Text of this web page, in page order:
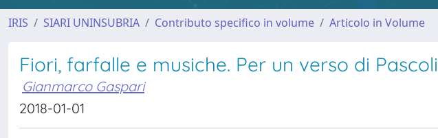
IRIS SIARI UNINSUBRIA Contributo specifico in volume Articolo in Volume
Fiori, farfalle e musiche. Per un verso di Pascoli
Gianmarco Gaspari
2018-01-01